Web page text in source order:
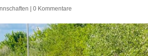
|0 Kommentare